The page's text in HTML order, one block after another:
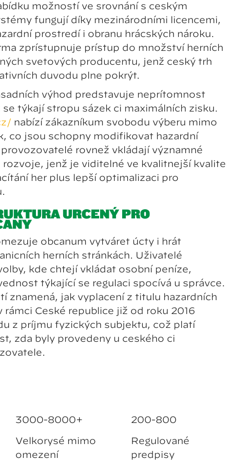
možností ve srovnání s českým
fungují díky mezinárodními licencemi,
prostředí i obranu hráčských nároků.
zpřístupňuje přístup do množství herních
světových producentů, jenž český trh
důvodů plně pokrýt.
výhod představuje nepřítomnost
týkají stropů sázek či maximálních zisků.
nabízí zákazníkům svobodu výběru mimo
co jsou schopny modifikovat hazardní
rovněž vkládají významné
jenž je viditelné ve kvalitnější kvalitě
her plus lepší optimalizaci pro
URČENÝ PRO
občanům vytvářet účty i hrát
herních stránkách. Uživatelé
kde chtějí vkládat osobní peníze,
týkající se regulaci spočívá u správce.
znamená, jak vyplacení z titulu hazardních
České republice již od roku 2016
z příjmu fyzických subjektů, což platí
zda byly provedeny u českého či
3000-8000+ 200-800
Velkorysé mimo
omezení
Regulované
předpisy